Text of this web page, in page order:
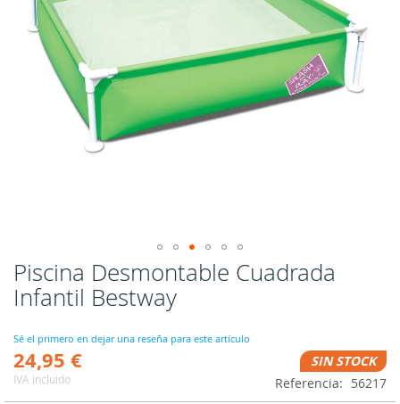
Piscina Desmontable Cuadrada
Infantil Bestway
Sé el primero en dejar una reseña para este artículo
24,95 €
IVA incluido
SIN STOCK
Referencia
56217
Saltar
al
comienzo
la
galería
de